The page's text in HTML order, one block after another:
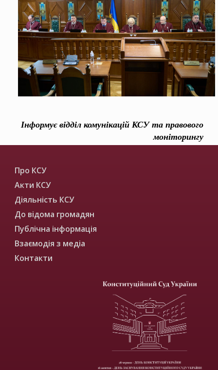
Інформує відділ комунікацій КСУ та правового
моніторингу
Про КСУ
Акти КСУ
Діяльність КСУ
До відома громадян
Публічна інформація
Взаємодія з медіа
Контакти